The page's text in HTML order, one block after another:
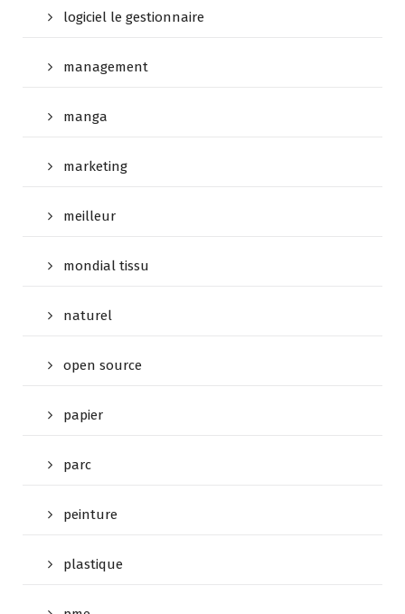
logiciel le gestionnaire
management
manga
marketing
meilleur
mondial tissu
naturel
open source
papier
parc
peinture
plastique